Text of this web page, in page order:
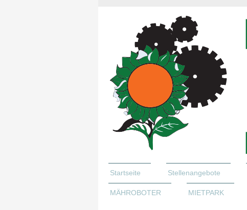
Startseite Stellenangebote
MÄHROBOTER MIETPARK